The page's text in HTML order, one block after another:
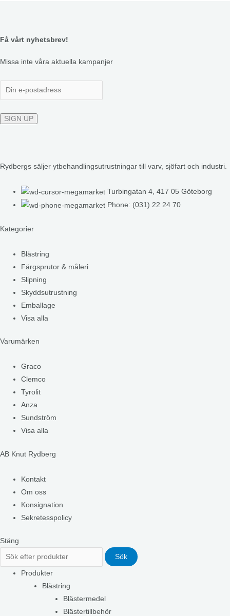
Få vårt nyhetsbrev!
Missa inte våra aktuella kampanjer
Rydbergs säljer ytbehandlingsutrustningar till varv, sjöfart och industri.
Turbingatan 4, 417 05 Göteborg
Phone: (031) 22 24 70
Kategorier
Blästring
Färgsprutor & måleri
Slipning
Skyddsutrustning
Emballage
Visa alla
Varumärken
Graco
Clemco
Tyrolit
Anza
Sundström
Visa alla
AB Knut Rydberg
Kontakt
Om oss
Konsignation
Sekretesspolicy
Stäng
Sök
Produkter
Blästring
Blästermedel
Blästertillbehör